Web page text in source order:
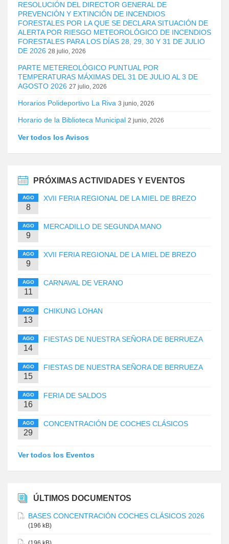
RESOLUCIÓN DEL DIRECTOR GENERAL DE
PREVENCIÓN Y EXTINCIÓN DE INCENDIOS
FORESTALES POR LA QUE SE DECLARA SITUACIÓN DE
ALERTA POR RIESGO METEOROLÓGICO DE INCENDIOS
FORESTALES PARA LOS DÍAS 28, 29, 30 Y 31 DE JULIO
DE 2026 28 julio, 2026
PARTE METEREOLÓGICO PUNTUAL POR
TEMPERATURAS MÁXIMAS DEL 31 DE JULIO AL 3 DE
AGOSTO 2026 27 julio, 2026
Horarios Polideportivo La Riva 3 junio, 2026
Horario de la Biblioteca Municipal 2 junio, 2026
Ver todos los Avisos
PRÓXIMAS ACTIVIDADES Y EVENTOS
AGO
8
XVII FERIA REGIONAL DE LA MIEL DE BREZO
AGO
9
MERCADILLO DE SEGUNDA MANO
AGO
9
XVII FERIA REGIONAL DE LA MIEL DE BREZO
AGO
11
CARNAVAL DE VERANO
AGO
13
CHIKUNG LOHAN
AGO
14
FIESTAS DE NUESTRA SEÑORA DE BERRUEZA
AGO
15
FIESTAS DE NUESTRA SEÑORA DE BERRUEZA
AGO
16
FERIA DE SALDOS
AGO
29
CONCENTRACIÓN DE COCHES CLÁSICOS
Ver todos los Eventos
ÚLTIMOS DOCUMENTOS
BASES CONCENTRACIÓN COCHES CLÁSICOS 2026
(196 kB)